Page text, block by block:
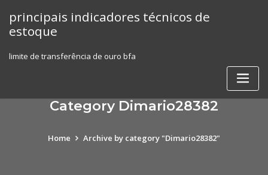
content
principais indicadores técnicos de
estoque
limite de transferência de ouro bfa
Category Dimario28382
Home Archive by category "Dimario28382"